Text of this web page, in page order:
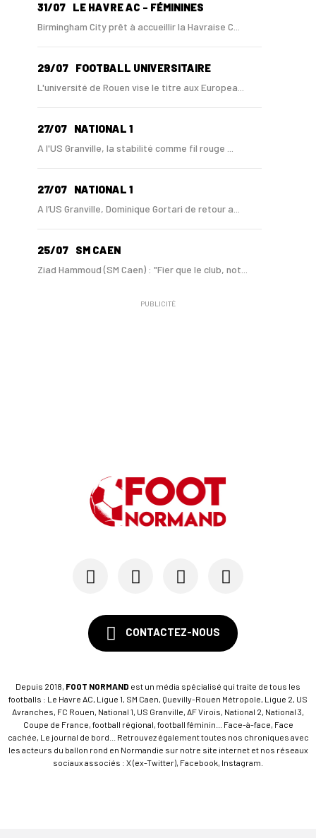
31/07 LE HAVRE AC - FÉMININES
Birmingham City prêt à accueillir la Havraise C...
29/07 FOOTBALL UNIVERSITAIRE
L'université de Rouen vise le titre aux Europea...
27/07 NATIONAL 1
A l'US Granville, la stabilité comme fil rouge ...
27/07 NATIONAL 1
A l’US Granville, Dominique Gortari de retour a...
25/07 SM CAEN
Ziad Hammoud (SM Caen) : "Fier que le club, not...
SM CAEN - MERCATO
Avec Mohamed Hafid, Malherbe veut frapper un gr...
SM Caen : Julien Meilhac quitte la direction de...
PUBLICITÉ
CONTACTEZ-NOUS
Depuis 2018, FOOT NORMAND est un média spécialisé qui traite de tous les
footballs : Le Havre AC, Ligue 1, SM Caen, Quevilly-Rouen Métropole, Ligue 2, US
Avranches, FC Rouen, National 1, US Granville, AF Virois, National 2, National 3,
Coupe de France, football régional, football féminin... Face-à-face, Face
cachée, Le journal de bord... Retrouvez également toutes nos chroniques avec
les acteurs du ballon rond en Normandie sur notre site internet et nos réseaux
sociaux associés : X (ex-Twitter), Facebook, Instagram.